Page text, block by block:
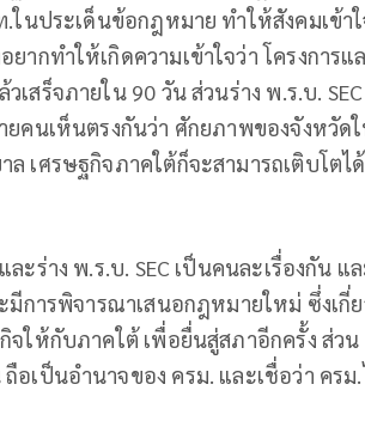
.ในประเด็นข้อกฎหมาย ทำให้สังคมเข้า
ยากทำให้เกิดความเข้าใจว่า โครงการ
เสร็จภายใน 90 วัน ส่วนร่าง พ.ร.บ.
คนเห็นตรงกันว่า ศักยภาพของจังหวัด
ล เศรษฐกิจภาคใต้ก็จะสามารถเติบโต
ะร่าง พ.ร.บ. SEC เป็นคนละเรื่องกัน แ
มีการพิจารณาเสนอกฎหมายใหม่ ซึ่งเกี่
กิจให้กับภาคใต้ เพื่อยื่นสู่สภาอีกครั้ง ส่ว
อเป็นอำนาจของ ครม. และเชื่อว่า คร